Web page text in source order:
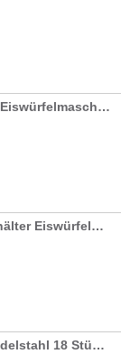
Eiswürfel-Maschine Mini-Eiswürfelmaschine 1,8 L Eiswürfelbereiter Crushed Ice und Bullet Ice
Eisspender Eisvorratsbehälter Eiswürfelmaschine 80 kg Kapazität 9 kg/min automatische Eisausgabe
Eiswürfel Whiskysteine Edelstahl 18 Stück Edelstahl 304 widerverwendbar gefrorene Eiswürfel Wein